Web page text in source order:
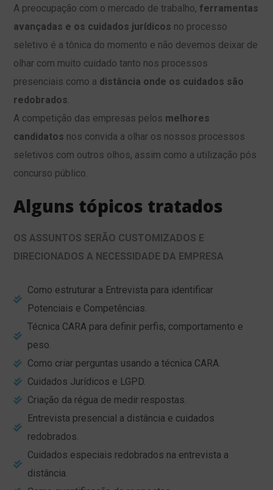
A preocupação com o mercado de trabalho, ferramentas
avançadas e os cuidados jurídicos no processo
seletivo é a tônica do momento e não devemos deixar de
olhar com muito cuidado tanto nos processos
presenciais como a distância onde os cuidados são
redobrados
A competição das empresas pelos melhores
candidatos nos convida a olhar os nossos processos
seletivos com outros olhos, assim como a utilização pós
concurso público.
Alguns tópicos tratados
OS ASSUNTOS SERÃO CUSTOMIZADOS E
DIRECIONADOS A NECESSIDADE DA EMPRESA
Como estruturar a Entrevista para identificar
Potenciais e Competências.
Técnica CARA para definir perfis, comportamento e
peso.
Como criar perguntas usando a técnica CARA.
Cuidados Jurídicos e LGPD.
Criação da régua de medir respostas.
Entrevista presencial a distância e cuidados
redobrados.
Cuidados especiais redobrados na entrevista a
distância.